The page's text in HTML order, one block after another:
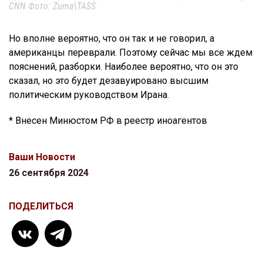
CNN Фото: Zuma\TASS
Но вполне вероятно, что он так и не говорил, а
американцы переврали. Поэтому сейчас мы все ждем
пояснений, разборки. Наиболее вероятно, что он это
сказал, но это будет дезавуировано высшим
политическим руководством Ирана.
* Внесен Минюстом РФ в реестр иноагентов
Ваши Новости
26 сентября 2024
ПОДЕЛИТЬСЯ